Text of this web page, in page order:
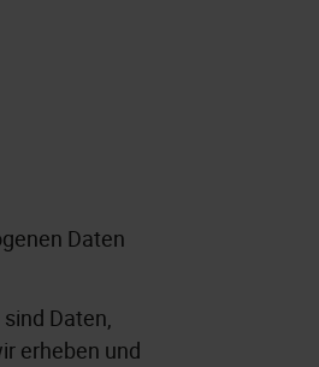
Daten
Daten,
erheben und